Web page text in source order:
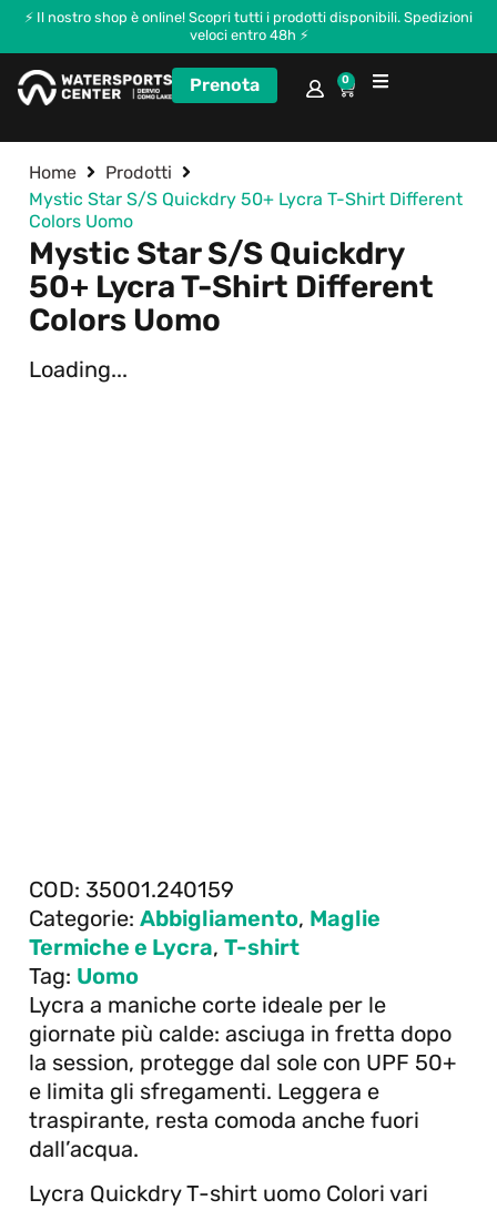
⚡ Il nostro shop è online! Scopri tutti i prodotti disponibili. Spedizioni
veloci entro 48h ⚡
Prenota 0
Home
Prodotti
Mystic Star S/S Quickdry 50+ Lycra T-Shirt Different
Colors Uomo
Mystic Star S/S Quickdry
50+ Lycra T-Shirt Different
Colors Uomo
Loading...
COD: 35001.240159
Categorie: Abbigliamento, Maglie
Termiche e Lycra, T-shirt
Tag: Uomo
Lycra a maniche corte ideale per le
giornate più calde: asciuga in fretta dopo
la session, protegge dal sole con UPF 50+
e limita gli sfregamenti. Leggera e
traspirante, resta comoda anche fuori
dall’acqua.
Lycra Quickdry T-shirt uomo Colori vari